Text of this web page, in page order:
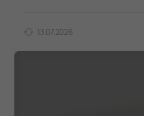
13.07.2026